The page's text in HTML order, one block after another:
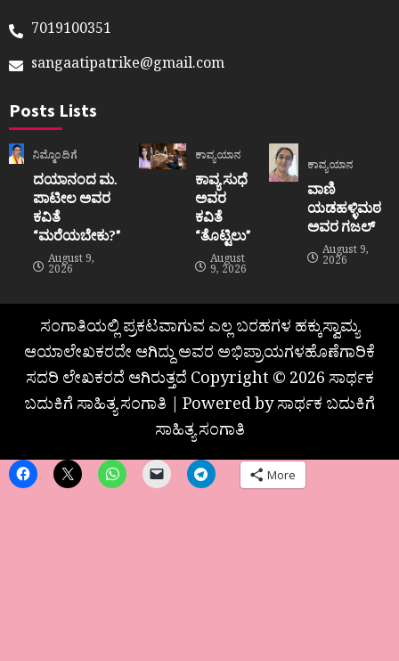
7019100351
sangaatipatrike@gmail.com
Posts Lists
ನಿಮ್ಮೊಂದಿಗೆ
ದಯಾನಂದ ಮ.
ಪಾಟೀಲ ಅವರ
ಕವಿತೆ
“ಮರೆಯಬೇಕು?”
August 9,
2026
ಕಾವ್ಯಯಾನ
ಕಾವ್ಯ ಸುಧೆ
ಅವರ
ಕವಿತೆ
“ತೊಟ್ಟಿಲು”
August
9, 2026
ಕಾವ್ಯಯಾನ
ವಾಣಿ
ಯಡಹಳ್ಳಿಮಠ
ಅವರ ಗಜಲ್
August 9,
2026
ಸಂಗಾತಿಯಲ್ಲಿ ಪ್ರಕಟವಾಗುವ ಎಲ್ಲ ಬರಹಗಳ ಹಕ್ಕುಸ್ವಾಮ್ಯ
ಆಯಾಲೇಖಕರದೇ ಆಗಿದ್ದು ಅವರ ಅಭಿಪ್ರಾಯಗಳಹೊಣೆಗಾರಿಕೆ
ಸದರಿ ಲೇಖಕರದೆ ಆಗಿರುತ್ತದೆ Copyright © 2026 ಸಾರ್ಥಕ
ಬದುಕಿಗೆ ಸಾಹಿತ್ಯ ಸಂಗಾತಿ | Powered by ಸಾರ್ಥಕ ಬದುಕಿಗೆ
ಸಾಹಿತ್ಯ ಸಂಗಾತಿ
More